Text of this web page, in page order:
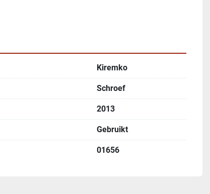
Kiremko
Schroef
2013
Gebruikt
01656